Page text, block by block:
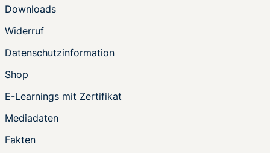
Downloads
Widerruf
Datenschutzinformation
Shop
E-Learnings mit Zertifikat
Mediadaten
Fakten